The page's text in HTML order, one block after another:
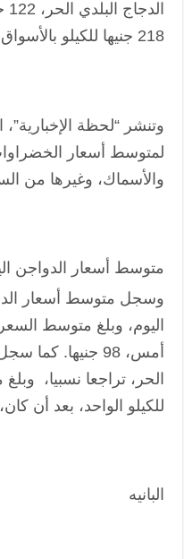
218 جنيها للكيلو بالأسواق. أسعار الدواجن اليوم
وتنشر “لحظة
لمتوسط أسعار
والأسماك، وغيرها من
متوسط أسعار الدواجن
وسجل متوسط أسعار
أمس، 98 جنيها.
للكيلو الواحد، بعد أن كان، أمس،
البانيه